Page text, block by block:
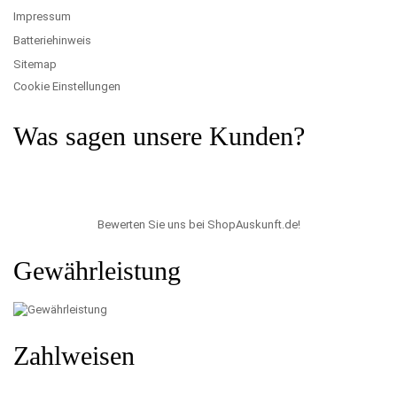
Impressum
Batteriehinweis
Sitemap
Cookie Einstellungen
Was sagen unsere Kunden?
Bewerten Sie uns bei ShopAuskunft.de!
Gewährleistung
Zahlweisen